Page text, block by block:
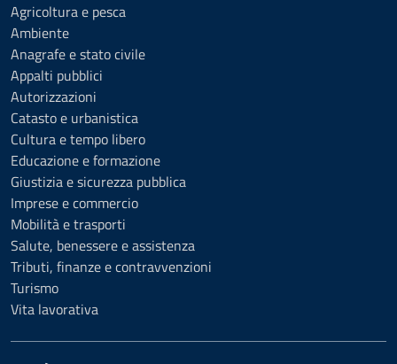
Agricoltura e pesca
Ambiente
Anagrafe e stato civile
Appalti pubblici
Autorizzazioni
Catasto e urbanistica
Cultura e tempo libero
Educazione e formazione
Giustizia e sicurezza pubblica
Imprese e commercio
Mobilità e trasporti
Salute, benessere e assistenza
Tributi, finanze e contravvenzioni
Turismo
Vita lavorativa